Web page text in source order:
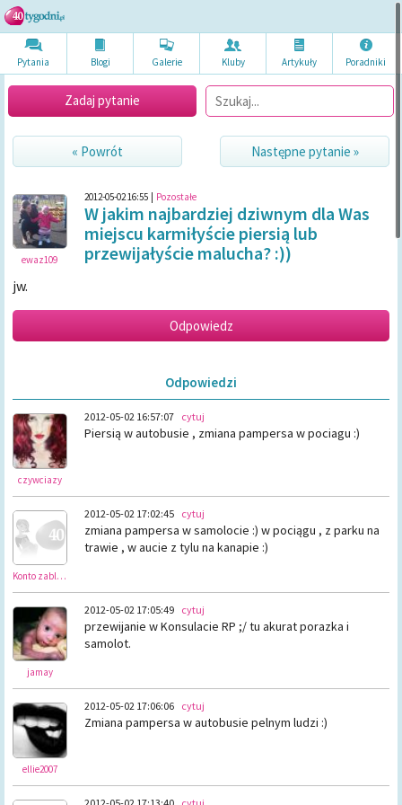
Pytania Blogi Galerie Kluby Artykuły Poradniki
Zadaj pytanie
« Powrót Następne pytanie »
ewaz109
2012-05-02 16:55 Pozostałe
W jakim najbardziej dziwnym dla Was
miejscu karmiłyście piersią lub
przewijałyście malucha? :))
jw.
Odpowiedzi
czywciazy
2012-05-02 16:57:07 cytuj
Piersią w autobusie , zmiana pampersa w pociagu :)
Konto zablokowane
2012-05-02 17:02:45 cytuj
zmiana pampersa w samolocie :) w pociągu , z parku na
trawie , w aucie z tylu na kanapie :)
jamay
2012-05-02 17:05:49 cytuj
przewijanie w Konsulacie RP ;/ tu akurat porazka i
samolot.
ellie2007
2012-05-02 17:06:06 cytuj
Zmiana pampersa w autobusie pelnym ludzi :)